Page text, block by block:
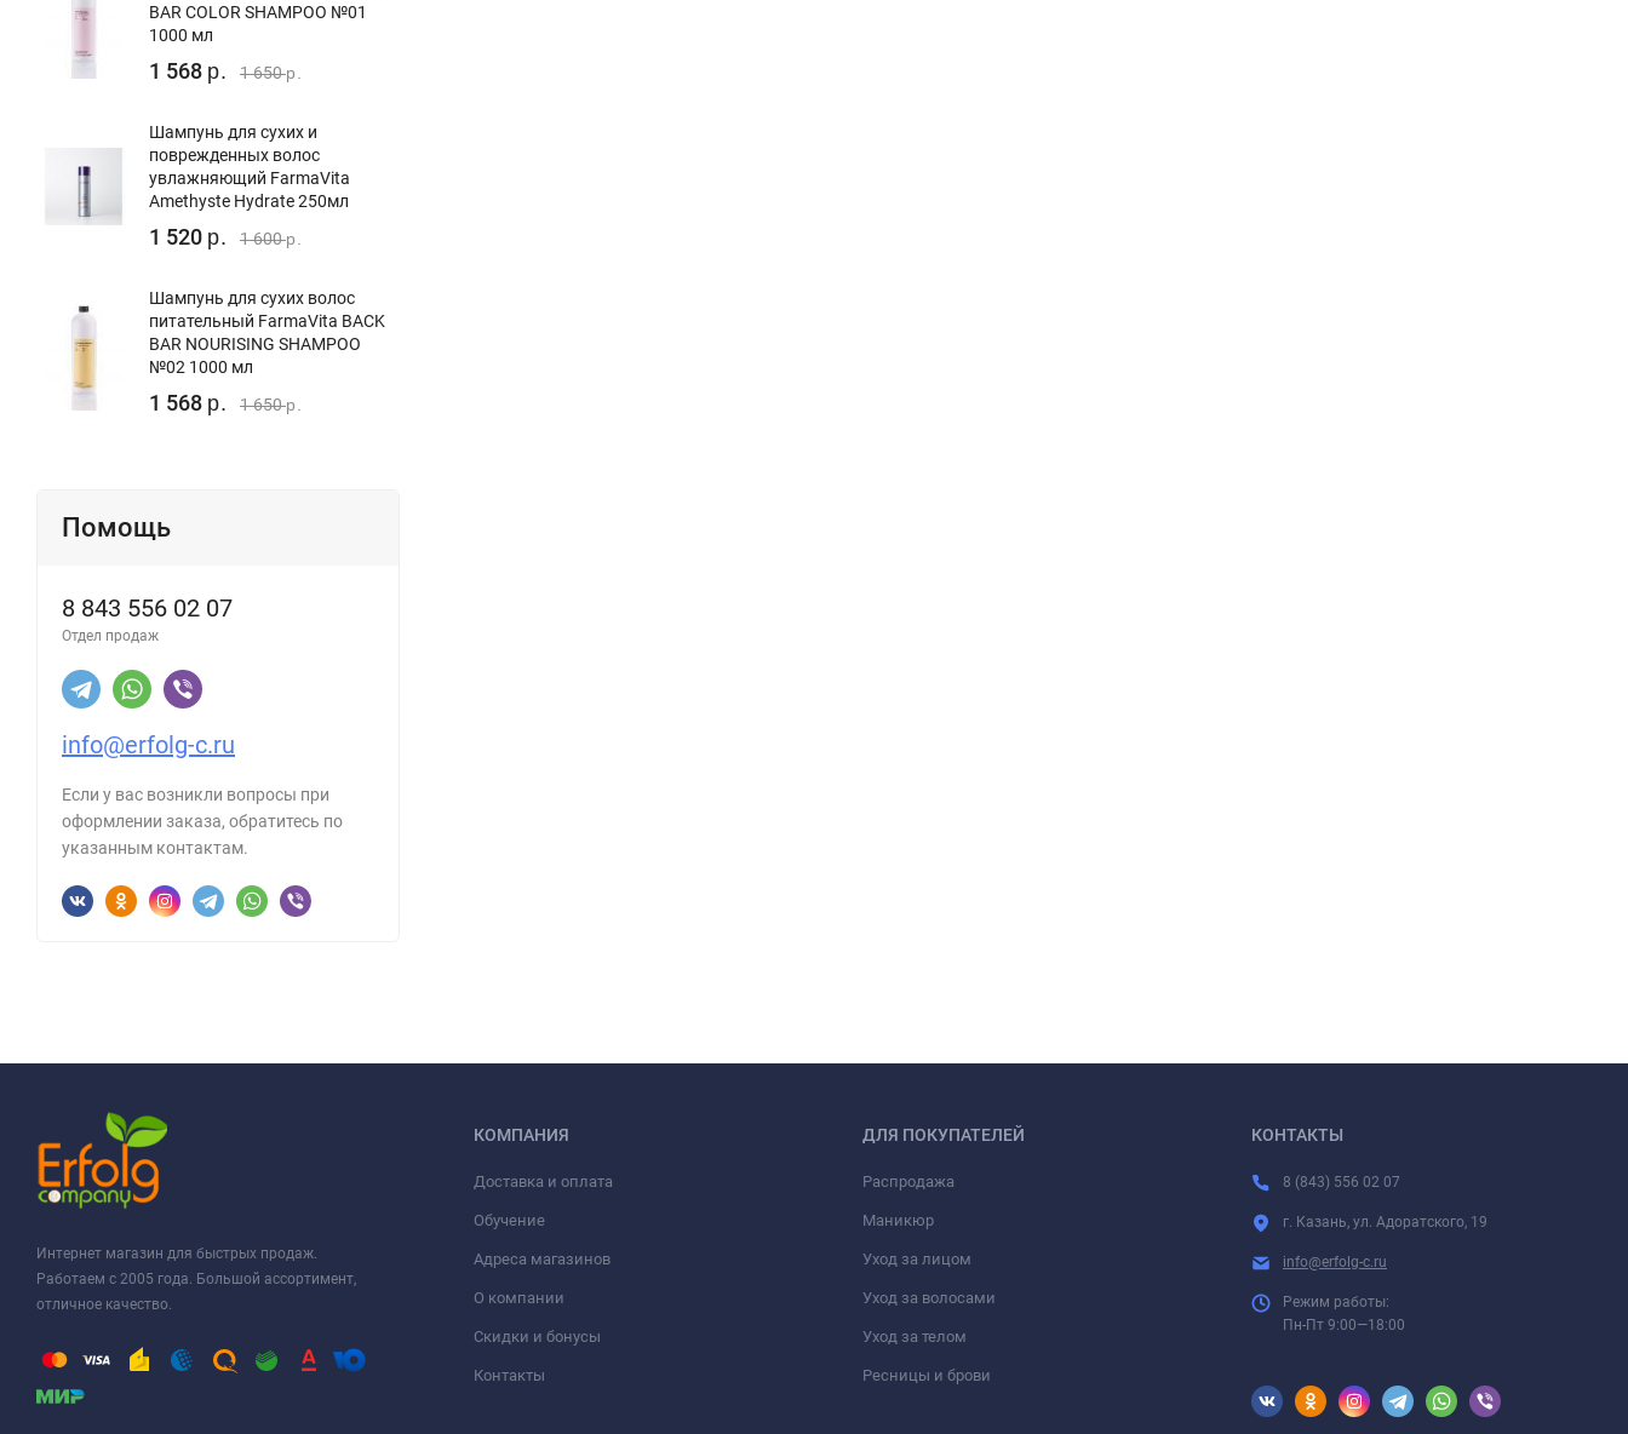
BAR COLOR SHAMPOO №01
1000 мл
1 568 р. 1 650р.
Шампунь для сухих и
поврежденных волос
увлажняющий FarmaVita
Amethyste Hydrate 250мл
1 520 р. 1 600р.
Шампунь для сухих волос
питательный FarmaVita BACK
BAR NOURISING SHAMPOO
№02 1000 мл
1 568 р. 1 650р.
Помощь
8 843 556 02 07
Отдел продаж
info@erfolg-c.ru
Если у вас возникли вопросы при
оформлении заказа, обратитесь по
указанным контактам.
Интернет магазин для быстрых продаж.
Работаем с 2005 года. Большой ассортимент,
отличное качество.
КОМПАНИЯ
Доставка и оплата
Обучение
Адреса магазинов
О компании
Скидки и бонусы
Контакты
ДЛЯ ПОКУПАТЕЛЕЙ
Распродажа
Маникюр
Уход за лицом
Уход за волосами
Уход за телом
Ресницы и брови
КОНТАКТЫ
8 (843) 556 02 07
г. Казань, ул. Адоратского, 19
info@erfolg-c.ru
Режим работы:
Пн-Пт 9:00—18:00